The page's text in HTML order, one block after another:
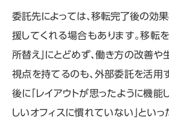
委託先によっては、移転完了後の効
援してくれる場合もあります。移転
所替え」にとどめず、働き方の改善
視点を持てるのも、外部委託を活用
後に「レイアウトが思ったように機能
しいオフィスに慣れていない」とい